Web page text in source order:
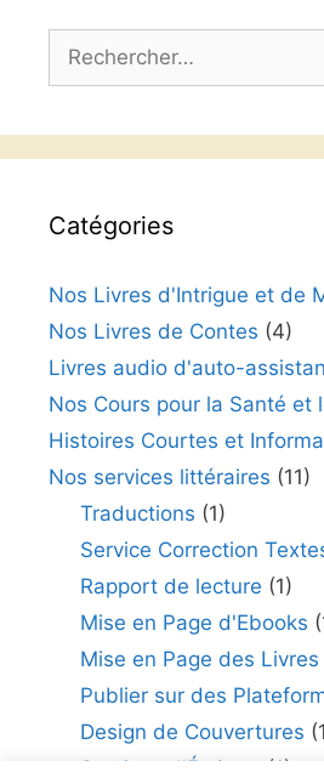
Catégories
Nos Livres d'Intrigue et de
Nos Livres de Contes (4)
Livres audio d'auto-
Nos Cours pour la Santé et
Histoires Courtes et
Nos services littéraires (11)
Traductions (1)
Service Correction
Rapport de lecture (1)
Mise en Page d'Ebooks
Mise en Page des
Publier sur des
Design de Couvertures
Services d'Écriture
(1)